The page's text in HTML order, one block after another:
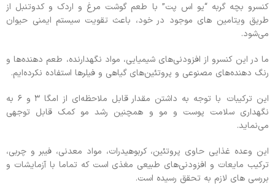
کنسرو بچه گربه “یو اس پت” با طعم گوشت مرغ و اردک و کدوتنبل از
طریق ویتامین های موجود در خود، باعث تقویت سیستم ایمنی حیوان
می‌شود.
ما در این کنسرو از افزودنی‌های شیمیایی، مواد نگهدارنده، طعم دهنده‌ها و
رنگ دهنده‌های مصنوعی و پروتئین‌های گیاهی و فیلرها استفاده نکرده‌ایم.
این ترکیبات با توجه به داشتن مقدار قابل ملاحظه‌ای از امگا ۳ و ۶ به
نگهداری سلامت پوست و مو و همچنین رشد مو کمک قابل توجهی
می‌نماید.
این وعده غذایی حاوی پروتئین، کربوهیدرات، مواد معدنی، فیبر و چربی،
ترکیب مایعات و افزودنی‌های طبیعی مغذی است که تماما با آزمایشات و
بررسی های لازم به تحقق رسیده است.